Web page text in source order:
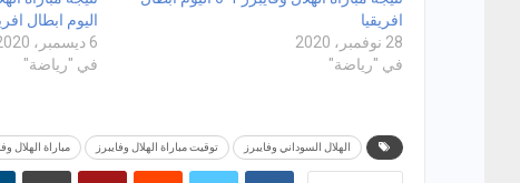
افريقيا
28 نوفمبر، 2020
في "رياضة"
اليوم ابطال
6 ديسمبر، 2020
في "رياضة"
الهلال السوداني وفايبرز توقيت مباراة الهلال وفايبرز مباراة الهلال